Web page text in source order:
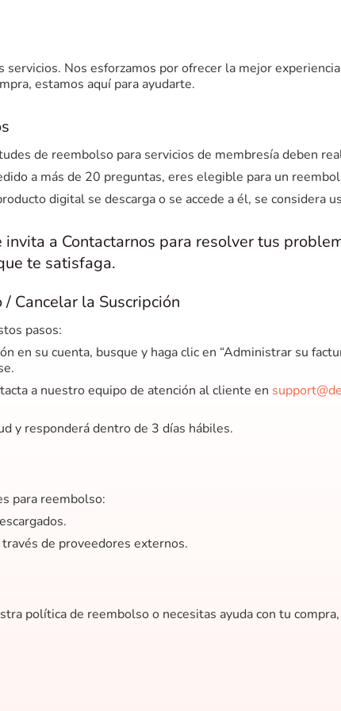
Nos esforzamos por ofrecer la mejor
estamos aquí para ayudarte.
de reembolso para servicios de membresía deben
a más de 20 preguntas, eres elegible para un
digital se descarga o se accede a él, se considera
invita a Contactarnos para resolver tus
te satisfaga.
Cancelar la Suscripción
pasos:
en su cuenta, busque y haga clic en “Administrar su
a nuestro equipo de atención al cliente en
y responderá dentro de 3 días hábiles.
para reembolso:
de proveedores externos.
política de reembolso o necesitas ayuda con tu